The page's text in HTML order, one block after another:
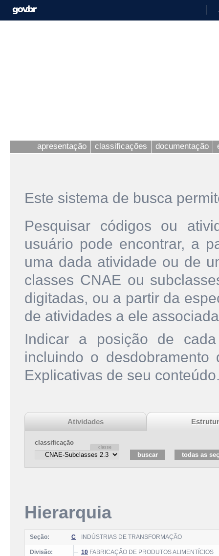
apresentação classificações documentação
Este sistema de busca
Pesquisar códigos ou
usuário pode encontrar, a
uma dada atividade ou de
classes CNAE ou
digitadas, ou a partir da
de atividades a ele
Indicar a posição de
incluindo o
Explicativas de seu
Atividades
classificação
Hierarquia
Seção: C INDÚSTRIAS DE TRANSFORMAÇÃO
Divisão: 10 FABRICAÇÃO DE PRODUTOS ALIMENTÍCIOS